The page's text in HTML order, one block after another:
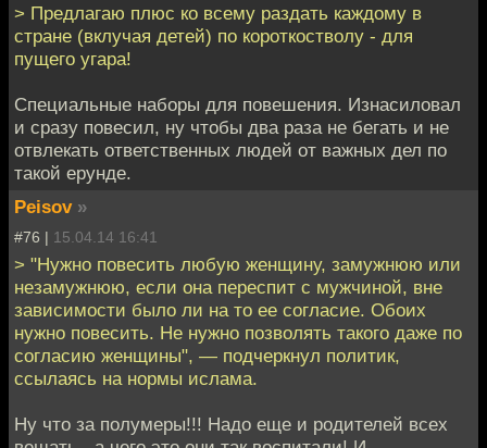
> Предлагаю плюс ко всему раздать каждому в
стране (вклучая детей) по короткостволу - для
пущего угара!
Специальные наборы для повешения. Изнасиловал
и сразу повесил, ну чтобы два раза не бегать и не
отвлекать ответственных людей от важных дел по
такой ерунде.
Peisov »
#76 | 15.04.14 16:41
> "Нужно повесить любую женщину, замужнюю или
незамужнюю, если она переспит с мужчиной, вне
зависимости было ли на то ее согласие. Обоих
нужно повесить. Не нужно позволять такого даже по
согласию женщины", — подчеркнул политик,
ссылаясь на нормы ислама.
Ну что за полумеры!!! Надо еще и родителей всех